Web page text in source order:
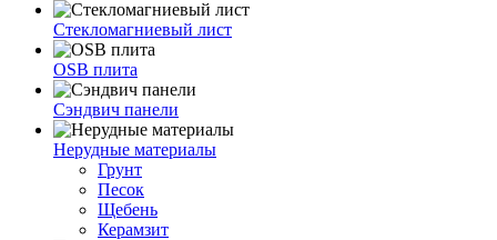
Стекломагниевый лист
OSB плита
Сэндвич панели
Нерудные материалы
Грунт
Песок
Щебень
Керамзит